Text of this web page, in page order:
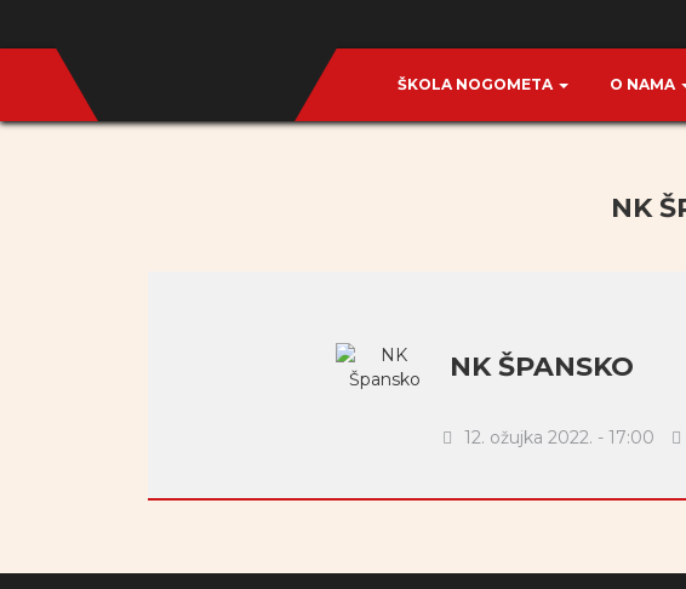
ŠKOLA NOGOMETA O NAMA
NK
NK ŠPANSKO
12. ožujka 2022. - 17:00